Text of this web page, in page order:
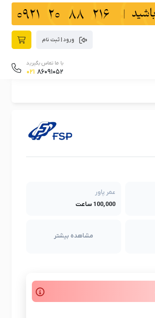
ورود | ثبت نام
با ما تماس بگیرید
021 86091052
عمر پاور
100,000 ساعت
مشاهده بیشتر